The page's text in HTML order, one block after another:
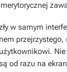
w samym
od razu na